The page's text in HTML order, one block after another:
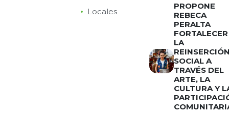
Locales
PROPONE
REBECA
PERALTA
FORTALECER
LA
SOCIAL A
TRAVÉS DEL
ARTE, LA
CULTURA Y